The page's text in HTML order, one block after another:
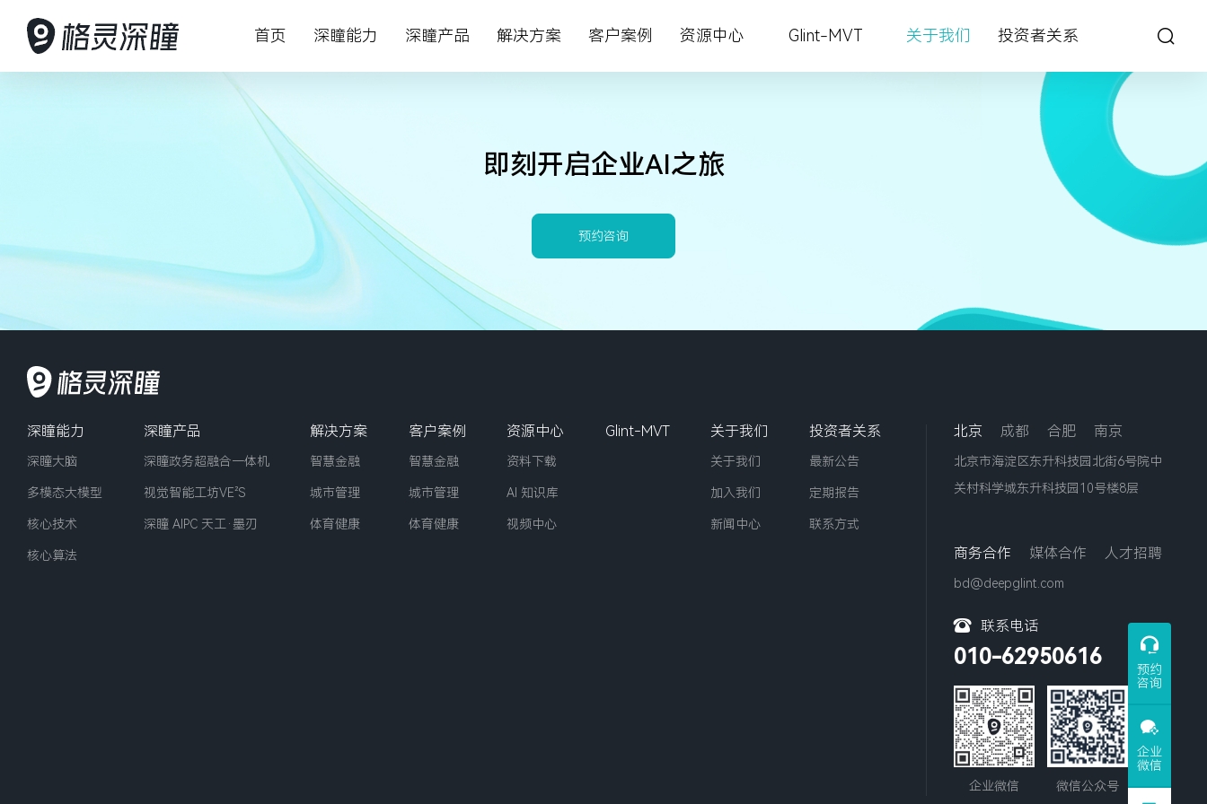
首页 深瞳能力
坚持创新，持续探索，引领人工智
能想象力
多模态大模型
核心技术
核心算法
深瞳产品
格灵深瞳为众多企业提供AI赋能的
数字化产品及体验
视觉智能工坊VE²‌S
深瞳 AIPC 天工·墨刃
解决方案
AI 赋能产业数字化变革
深入行业场景，将核心技术与行业
应用深度融合，构建领先的数字化
解决方案，为企业的数字变革保驾
四方镜运营智算解决方案
体育健康
客户案例
以持续可信赖的服务，赋能企业智
慧经营管理
城市管理
体育健康
资源中心
关注AI科技最新动向，分享AI前瞻洞
察与最佳实践
AI 知识库
视频中心
Glint-MVT 关于我们
赋能智慧管理，引导健康生活，推
动可持续发展
加入我们
新闻中心
投资者关系
致力于为股东创造更大价值
定期报告
联系方式
即刻开启企业AI之旅
预约咨询
预约
咨询
企业
微信
深瞳能力
深瞳大脑
多模态大模型
核心技术
核心算法
深瞳产品
深瞳政务超融合一体机
视觉智能工坊VE²‌S
深瞳 AIPC 天工·墨刃
解决方案
智慧金融
城市管理
体育健康
客户案例
智慧金融
城市管理
体育健康
资源中心
资料下载
AI 知识库
视频中心
Glint-MVT 关于我们
关于我们
加入我们
新闻中心
投资者关系
最新公告
定期报告
联系方式
北京 成都 合肥 南京
北京市海淀区东升科技园北街6号院中
关村科学城东升科技园10号楼8层
商务合作 媒体合作 人才招聘
bd@deepglint.com
联系电话
010-62950616
企业微信 微信公众号